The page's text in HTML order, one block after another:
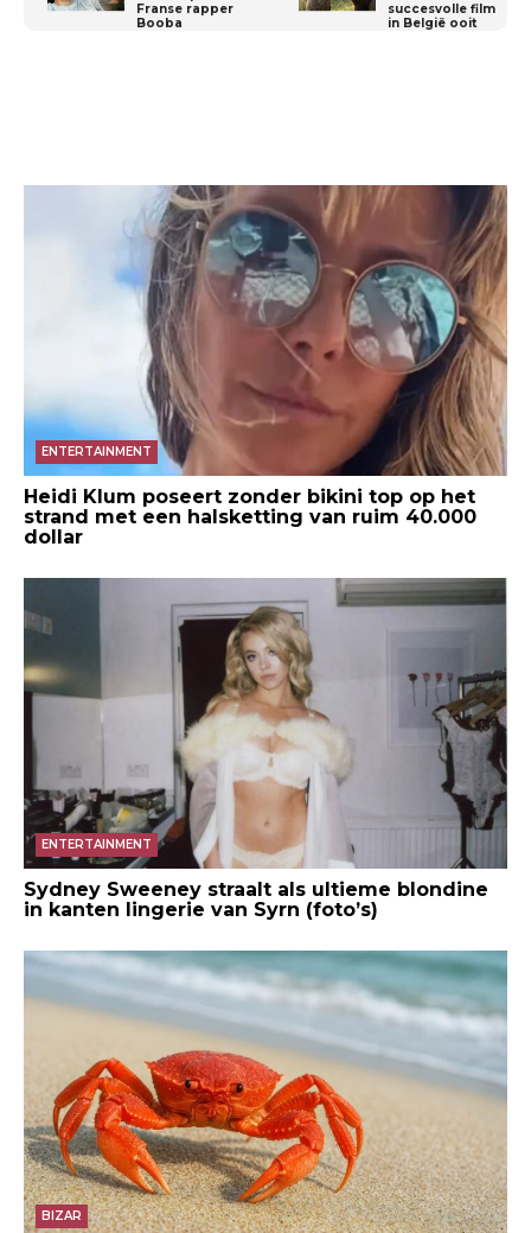
Franse rapper
Booba
succesvolle film
in België ooit
ENTERTAINMENT
Heidi Klum poseert zonder bikini top op het
strand met een halsketting van ruim 40.000
dollar
ENTERTAINMENT
Sydney Sweeney straalt als ultieme blondine
in kanten lingerie van Syrn (foto’s)
BIZAR